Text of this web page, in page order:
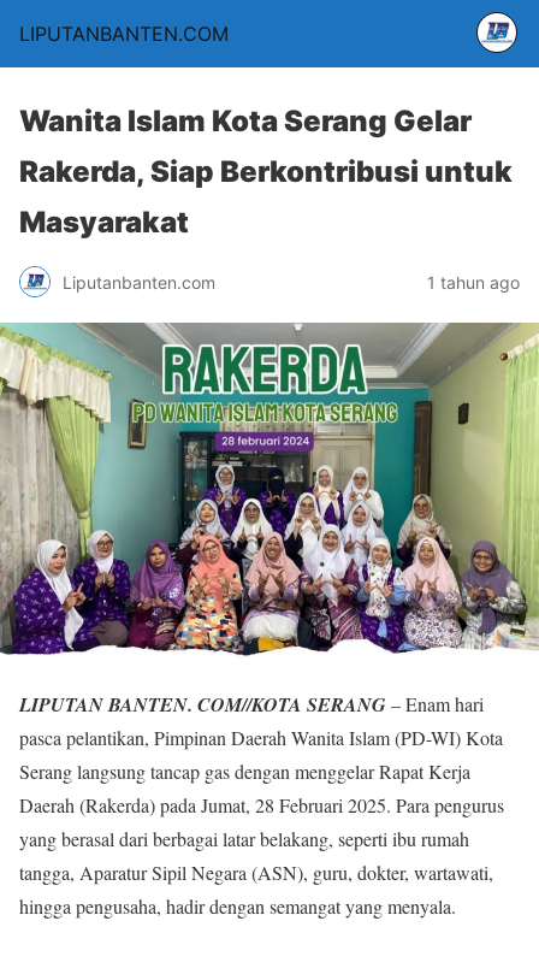
LIPUTANBANTEN.COM
Wanita Islam Kota Serang Gelar
Rakerda, Siap Berkontribusi untuk
Masyarakat
Liputanbanten.com 1 tahun ago
LIPUTAN BANTEN. COM//KOTA SERANG– Enam hari
pasca pelantikan, Pimpinan Daerah Wanita Islam (PD-WI) Kota
Serang langsung tancap gas dengan menggelar Rapat Kerja
Daerah (Rakerda) pada Jumat, 28 Februari 2025. Para pengurus
yang berasal dari berbagai latar belakang, seperti ibu rumah
tangga, Aparatur Sipil Negara (ASN), guru, dokter, wartawati,
hingga pengusaha, hadir dengan semangat yang menyala.